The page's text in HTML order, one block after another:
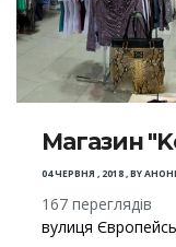
Магазин
04 ЧЕРВНЯ , 2018,BY
167 переглядів
вулиця